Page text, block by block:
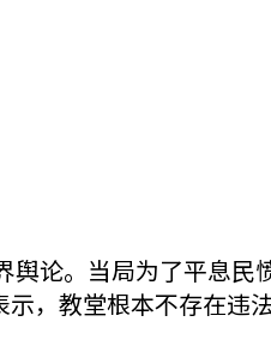
舆论。当局为了平息民
，教堂根本不存在违